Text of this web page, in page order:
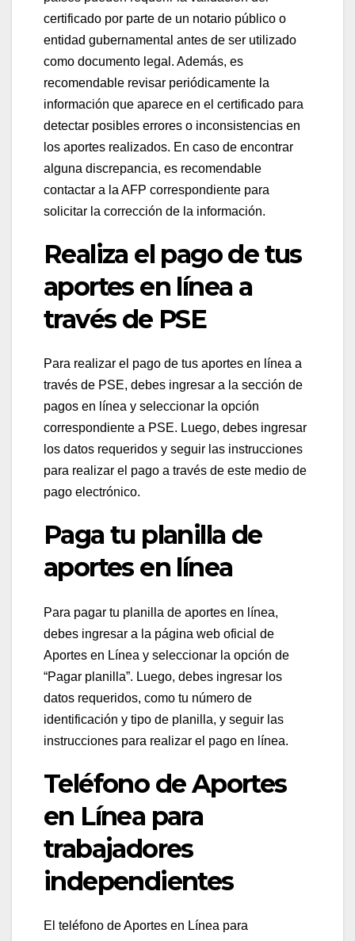
certificado por parte de un notario público o
entidad gubernamental antes de ser utilizado
como documento legal. Además, es
recomendable revisar periódicamente la
información que aparece en el certificado para
detectar posibles errores o inconsistencias en
los aportes realizados. En caso de encontrar
alguna discrepancia, es recomendable
contactar a la AFP correspondiente para
solicitar la corrección de la información.
Realiza el pago de tus
aportes en línea a
través de PSE
Para realizar el pago de tus aportes en línea a
través de PSE, debes ingresar a la sección de
pagos en línea y seleccionar la opción
correspondiente a PSE. Luego, debes ingresar
los datos requeridos y seguir las instrucciones
para realizar el pago a través de este medio de
pago electrónico.
Paga tu planilla de
aportes en línea
Para pagar tu planilla de aportes en línea,
debes ingresar a la página web oficial de
Aportes en Línea y seleccionar la opción de
“Pagar planilla”. Luego, debes ingresar los
datos requeridos, como tu número de
identificación y tipo de planilla, y seguir las
instrucciones para realizar el pago en línea.
Teléfono de Aportes
en Línea para
trabajadores
independientes
El teléfono de Aportes en Línea para